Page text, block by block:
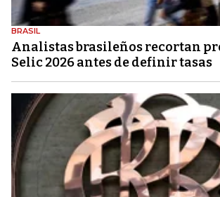
BRASIL
Analistas brasileños recortan
Selic 2026 antes de definir tasas